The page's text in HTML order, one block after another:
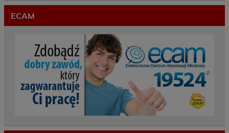
ECAM